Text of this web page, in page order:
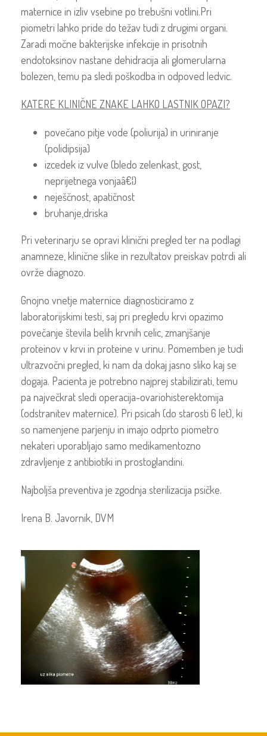
maternice in izliv vsebine po trebušni votlini.Pri
piometri lahko pride do težav tudi z drugimi organi.
Zaradi močne bakterijske infekcije in prisotnih
endotoksinov nastane dehidracija ali glomerularna
bolezen, temu pa sledi poškodba in odpoved ledvic.
KATERE KLINIČNE ZNAKE LAHKO LASTNIK OPAZI?
povečano pitje vode (poliurija) in uriniranje
(polidipsija)
izcedek iz vulve (bledo zelenkast, gost,
neprijetnega vonjaâ€¦)
neješčnost, apatičnost
bruhanje,driska
Pri veterinarju se opravi klinični pregled ter na podlagi
anamneze, klinične slike in rezultatov preiskav potrdi ali
ovrže diagnozo.
Gnojno vnetje maternice diagnosticiramo z
laboratorijskimi testi, saj pri pregledu krvi opazimo
povečanje števila belih krvnih celic, zmanjšanje
proteinov v krvi in proteine v urinu. Pomemben je tudi
ultrazvočni pregled, ki nam da dokaj jasno sliko kaj se
dogaja. Pacienta je potrebno najprej stabilizirati, temu
pa največkrat sledi operacija-ovariohisterektomija
(odstranitev maternice). Pri psicah (do starosti 6 let), ki
so namenjene parjenju in imajo odprto piometro
nekateri uporabljajo samo medikamentozno
zdravljenje z antibiotiki in prostoglandini.
Najboljša preventiva je zgodnja sterilizacija psičke.
Irena B. Javornik, DVM